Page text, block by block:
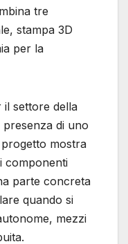
tre
stampa 3D
per la
settore della
di uno
mostra
componenti
parte concreta
quando si
mezzi